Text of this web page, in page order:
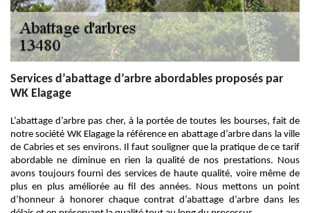
Services d’abattage d’arbre abordables proposés par
WK Elagage
L’abattage d’arbre pas cher, à la portée de toutes les bourses, fait de
notre société WK Elagage la référence en abattage d’arbre dans la ville
de Cabries et ses environs. Il faut souligner que la pratique de ce tarif
abordable ne diminue en rien la qualité de nos prestations. Nous
avons toujours fourni des services de haute qualité, voire même de
plus en plus améliorée au fil des années. Nous mettons un point
d’honneur à honorer chaque contrat d’abattage d’arbre dans les